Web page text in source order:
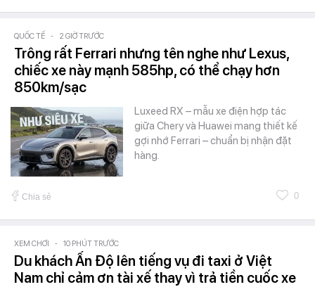
QUỐC TẾ - 2 GIỜ TRƯỚC
Trông rất Ferrari nhưng tên nghe như Lexus,
chiếc xe này mạnh 585hp, có thể chạy hơn
850km/sạc
Luxeed RX – mẫu xe điện hợp tác
giữa Chery và Huawei mang thiết kế
gợi nhớ Ferrari – chuẩn bị nhận đặt
hàng.
Chia sẻ 0
XEM CHƠI - 10 PHÚT TRƯỚC
Du khách Ấn Độ lên tiếng vụ đi taxi ở Việt
Nam chỉ cảm ơn tài xế thay vì trả tiền cuốc xe